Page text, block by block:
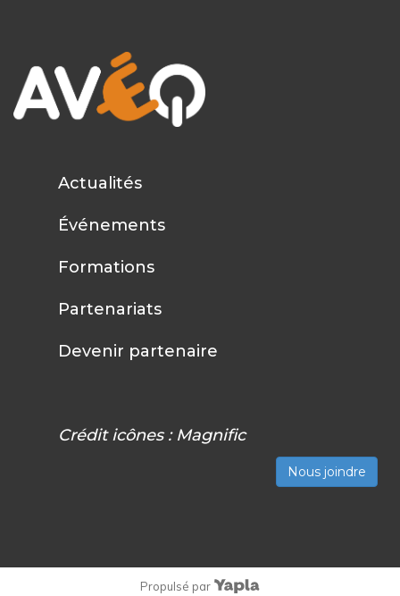
Actualités
Événements
Formations
Partenariats
Devenir partenaire
Crédit icônes : Magnific
Nous joindre
Propulsé par